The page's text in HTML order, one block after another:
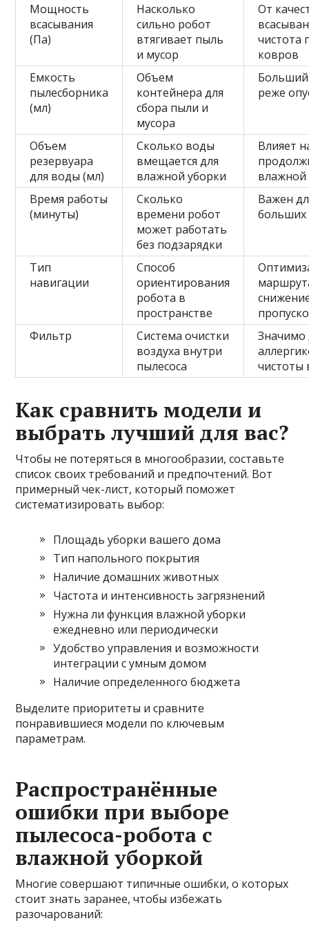
Мощность
всасывания
(Па)
Насколько
сильно робот
втягивает пыль
и мусор
От
чистота
ковров
Емкость
пылесборника
(мл)
Объем
контейнера для
сбора пыли и
мусора
реже
Объем
резервуара
для воды (мл)
Сколько воды
вмещается для
влажной уборки
Влияет
влажной
Время работы
(минуты)
Сколько
времени робот
может работать
без подзарядки
Важен
Тип
навигации
Способ
ориентирования
робота в
пространстве
Фильтр
Система очистки
воздуха внутри
пылесоса
Значимо
чистоты
Как сравнить модели и
выбрать лучший для вас?
Чтобы не потеряться в многообразии, составьте
список своих требований и предпочтений. Вот
примерный чек-лист, который поможет
систематизировать выбор:
Площадь уборки вашего дома
Тип напольного покрытия
Наличие домашних животных
Частота и интенсивность загрязнений
Нужна ли функция влажной уборки
ежедневно или периодически
Удобство управления и возможности
интеграции с умным домом
Наличие определенного бюджета
Выделите приоритеты и сравните
понравившиеся модели по ключевым
параметрам.
Распространённые
ошибки при выборе
пылесоса-робота с
влажной уборкой
Многие совершают типичные ошибки, о которых
стоит знать заранее, чтобы избежать
разочарований: